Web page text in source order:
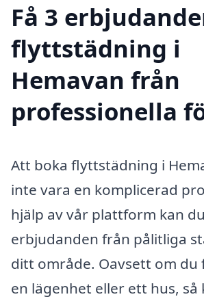
Få 3
flyttstädning i
Hemavan från
professionella
Att boka flyttstädning i
inte vara en komplicerad
hjälp av vår plattform kan
erbjudanden från pålitliga
ditt område. Oavsett om
en lägenhet eller ett hus, så